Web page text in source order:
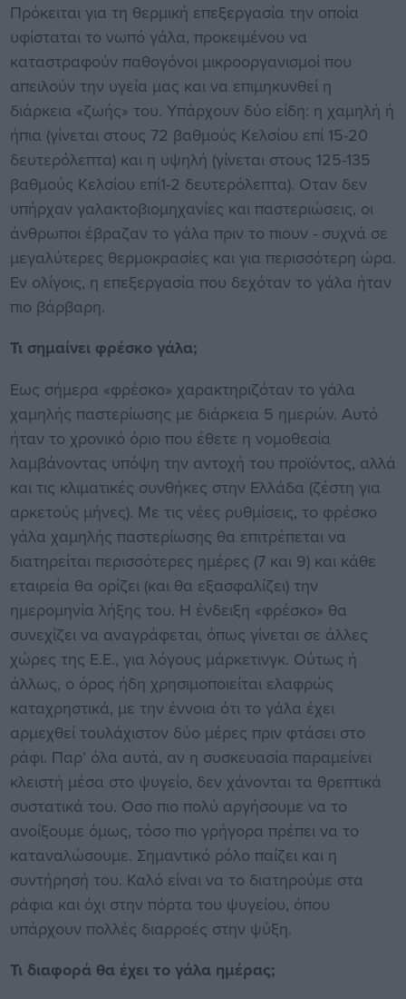
Πρόκειται για τη θερμική επεξεργασία την οποία
υφίσταται το νωπό γάλα, προκειμένου να
καταστραφούν παθογόνοι μικροοργανισμοί που
απειλούν την υγεία μας και να επιμηκυνθεί η
διάρκεια «ζωής» του. Υπάρχουν δύο είδη: η χαμηλή ή
ήπια (γίνεται στους 72 βαθμούς Κελσίου επί 15-20
δευτερόλεπτα) και η υψηλή (γίνεται στους 125-135
βαθμούς Κελσίου επί1-2 δευτερόλεπτα). Οταν δεν
υπήρχαν γαλακτοβιομηχανίες και παστεριώσεις, οι
άνθρωποι έβραζαν το γάλα πριν το πιουν - συχνά σε
μεγαλύτερες θερμοκρασίες και για περισσότερη ώρα.
Εν ολίγοις, η επεξεργασία που δεχόταν το γάλα ήταν
πιο βάρβαρη.
Τι σημαίνει φρέσκο γάλα;
Εως σήμερα «φρέσκο» χαρακτηριζόταν το γάλα
χαμηλής παστερίωσης με διάρκεια 5 ημερών. Αυτό
ήταν το χρονικό όριο που έθετε η νομοθεσία
λαμβάνοντας υπόψη την αντοχή του προϊόντος, αλλά
και τις κλιματικές συνθήκες στην Ελλάδα (ζέστη για
αρκετούς μήνες). Με τις νέες ρυθμίσεις, το φρέσκο
γάλα χαμηλής παστερίωσης θα επιτρέπεται να
διατηρείται περισσότερες ημέρες (7 και 9) και κάθε
εταιρεία θα ορίζει (και θα εξασφαλίζει) την
ημερομηνία λήξης του. Η ένδειξη «φρέσκο» θα
συνεχίζει να αναγράφεται, όπως γίνεται σε άλλες
χώρες της Ε.Ε., για λόγους μάρκετινγκ. Ούτως ή
άλλως, ο όρος ήδη χρησιμοποιείται ελαφρώς
καταχρηστικά, με την έννοια ότι το γάλα έχει
αρμεχθεί τουλάχιστον δύο μέρες πριν φτάσει στο
ράφι. Παρ’ όλα αυτά, αν η συσκευασία παραμείνει
κλειστή μέσα στο ψυγείο, δεν χάνονται τα θρεπτικά
συστατικά του. Οσο πιο πολύ αργήσουμε να το
ανοίξουμε όμως, τόσο πιο γρήγορα πρέπει να το
καταναλώσουμε. Σημαντικό ρόλο παίζει και η
συντήρησή του. Καλό είναι να το διατηρούμε στα
ράφια και όχι στην πόρτα του ψυγείου, όπου
υπάρχουν πολλές διαρροές στην ψύξη.
Τι διαφορά θα έχει το γάλα ημέρας;